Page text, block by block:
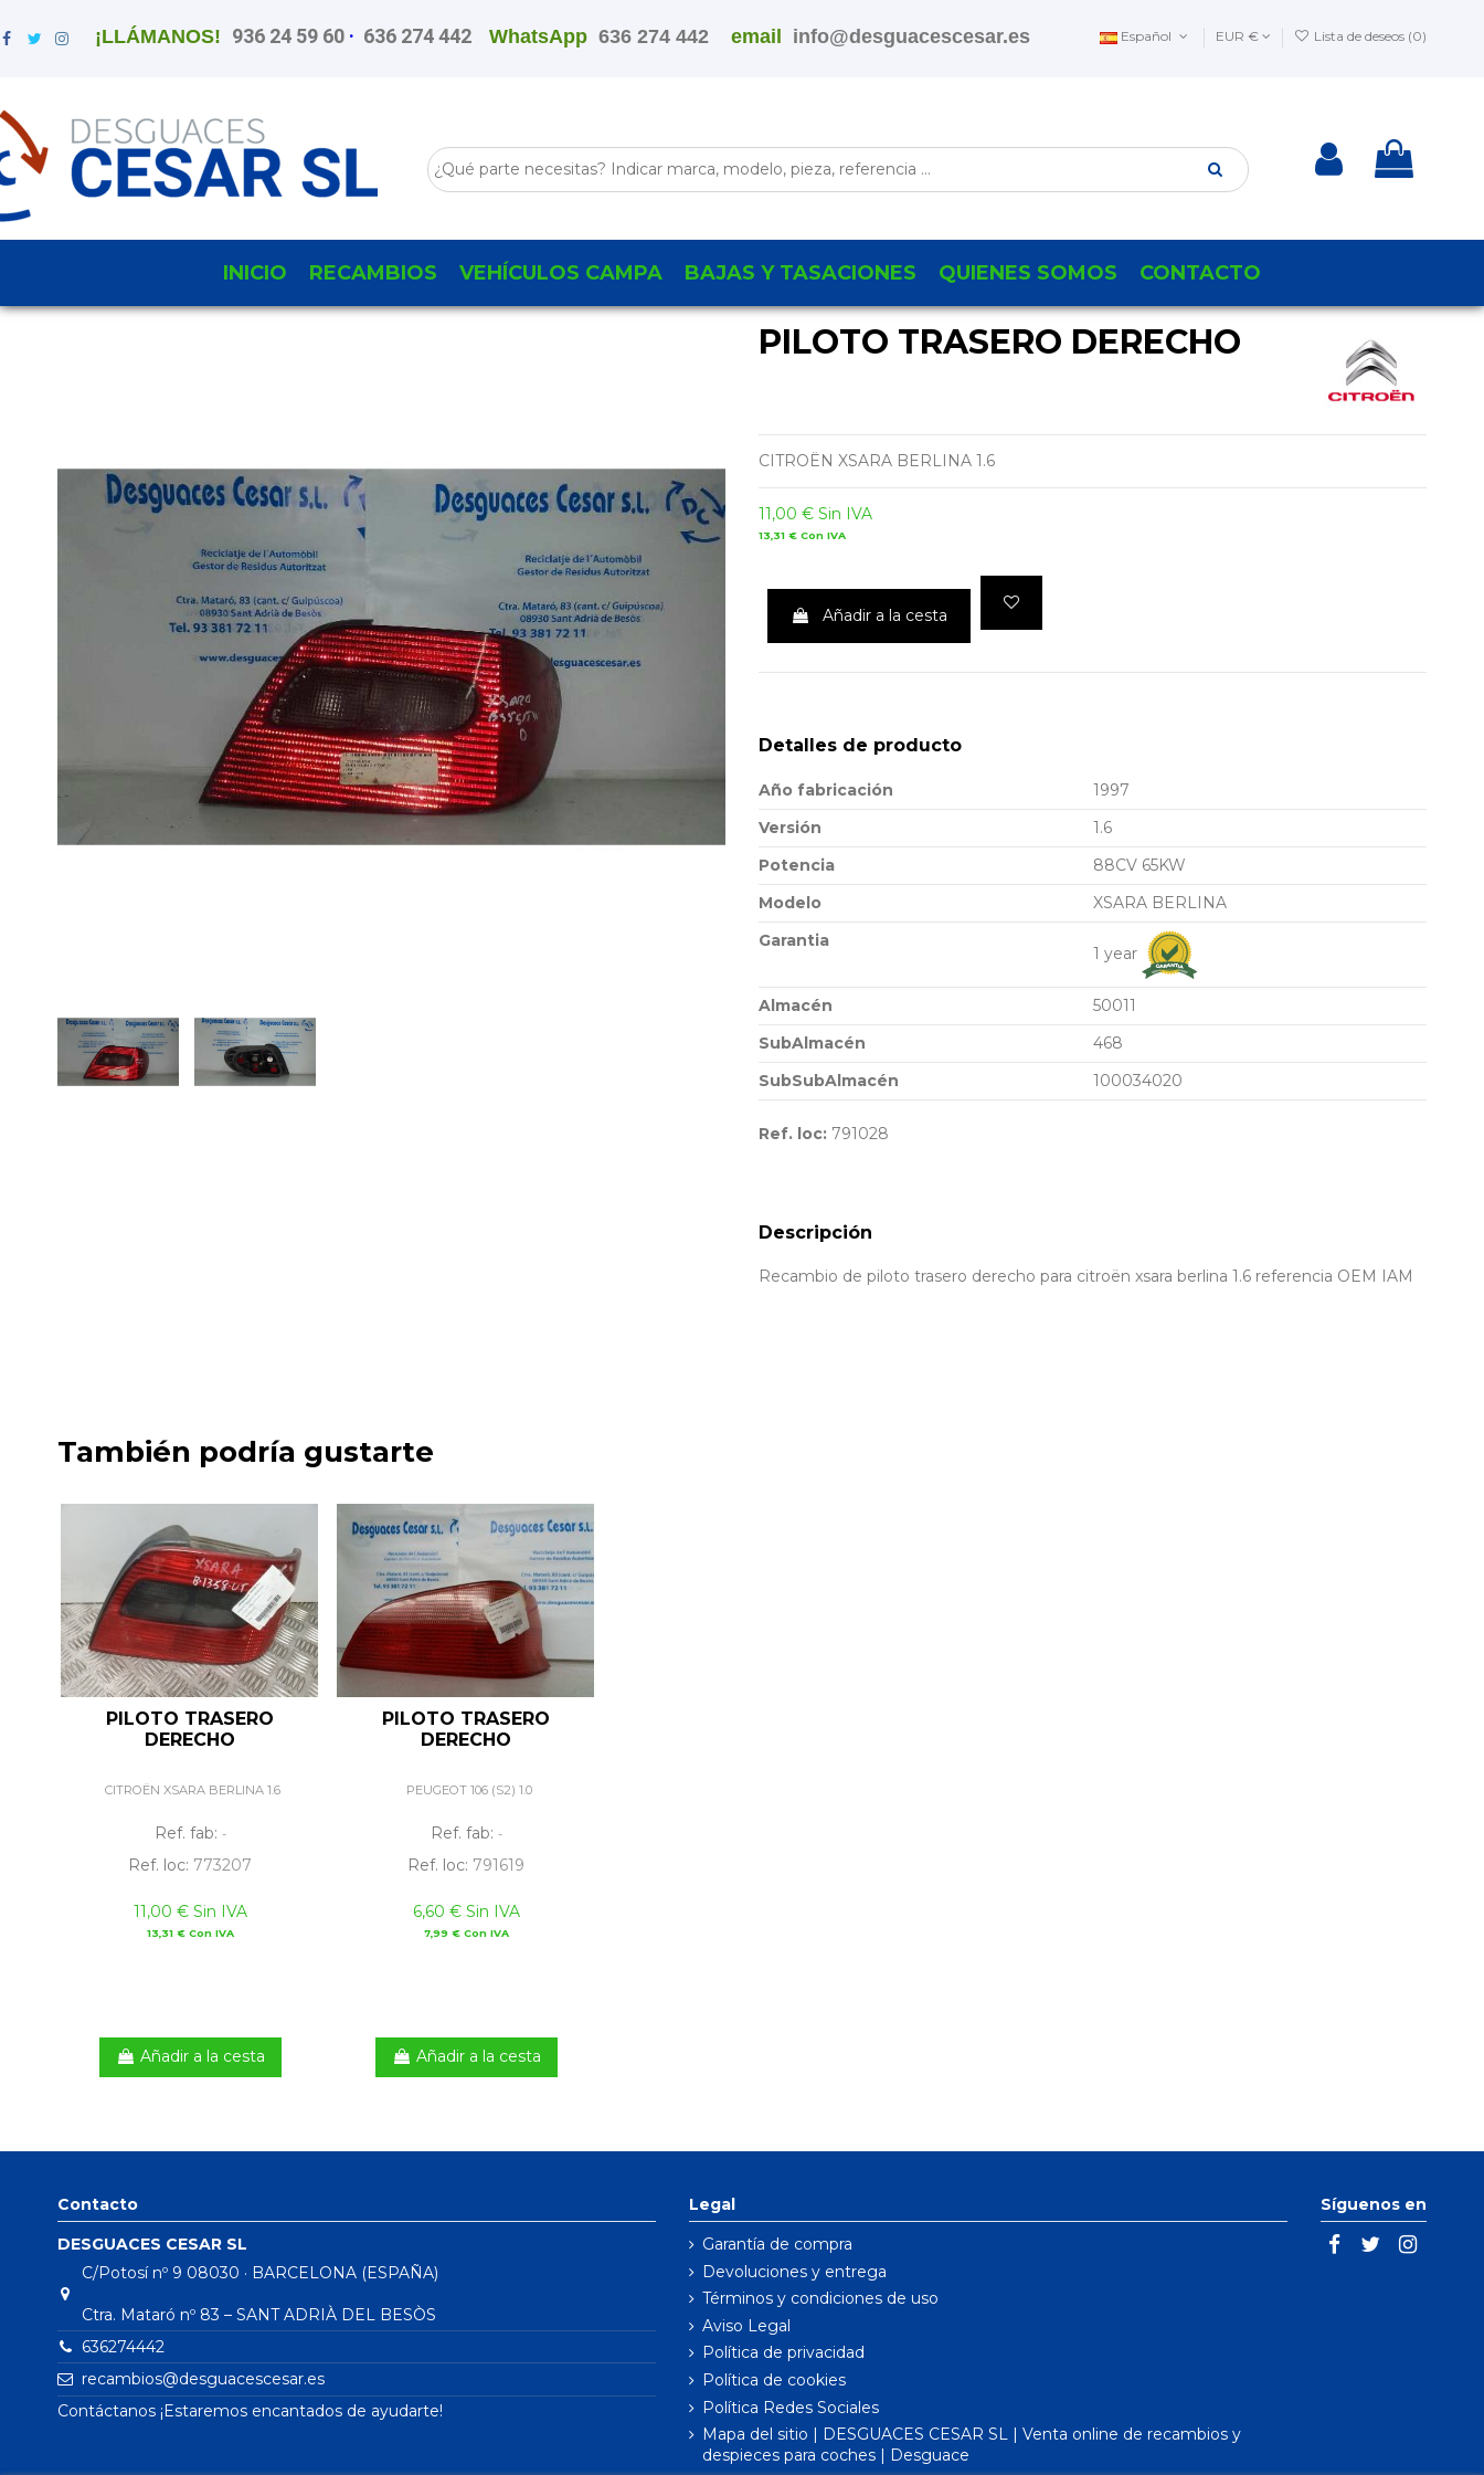
¡LLÁMANOS! 936 24 59 60 · 636 274 442 WhatsApp636 274 442 email info@desguacescesar.es Español EUR € Lista de deseos (0)
INICIO RECAMBIOS VEHÍCULOS CAMPA BAJAS Y TASACIONES QUIENES SOMOS CONTACTO
PILOTO TRASERO DERECHO
CITROËN XSARA BERLINA 1.6
11,00 € Sin IVA
13,31 € Con IVA
Añadir a la cesta
Detalles de producto
Año fabricación
1997
Versión
1.6
Potencia
88CV 65KW
Modelo
XSARA BERLINA
Garantia
1 year
Almacén
50011
SubAlmacén
468
SubSubAlmacén
100034020
Ref. loc: 791028
Descripción
Recambio de piloto trasero derecho para citroën xsara berlina 1.6 referencia OEM IAM
También podría gustarte
PILOTO TRASERO
DERECHO
CITROËN XSARA BERLINA 1.6
Ref. fab: -
Ref. loc: 773207
11,00 € Sin IVA
13,31 € Con IVA
Añadir a la cesta
PILOTO TRASERO
DERECHO
PEUGEOT 106 (S2) 1.0
Ref. fab: -
Ref. loc: 791619
6,60 € Sin IVA
7,99 € Con IVA
Añadir a la cesta
Contacto
DESGUACES CESAR SL
C/Potosí nº 9 08030 · BARCELONA (ESPAÑA)
Ctra. Mataró nº 83 – SANT ADRIÀ DEL BESÒS
636274442
recambios@desguacescesar.es
Contáctanos ¡Estaremos encantados de ayudarte!
Legal
Garantía de compra
Devoluciones y entrega
Términos y condiciones de uso
Aviso Legal
Política de privacidad
Política de cookies
Política Redes Sociales
Mapa del sitio | DESGUACES CESAR SL | Venta online de recambios y
despieces para coches | Desguace
Síguenos en